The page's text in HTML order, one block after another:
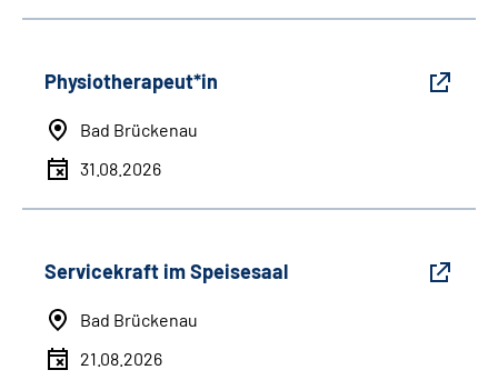
Physiotherapeut*in
Bad Brückenau
31.08.2026
Servicekraft im Speisesaal
Bad Brückenau
21.08.2026